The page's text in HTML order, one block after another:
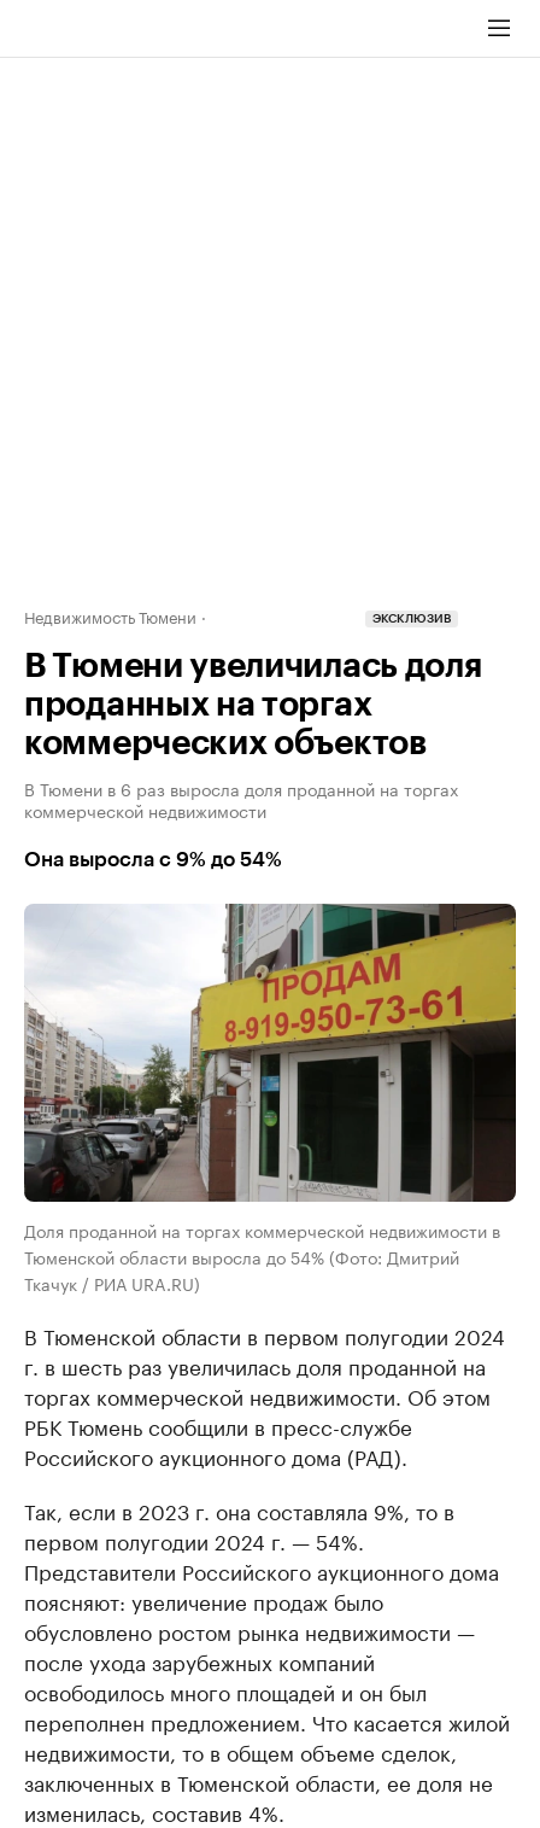
Недвижимость Тюмени ЭКСКЛЮЗИВ
В Тюмени увеличилась доля
проданных на торгах
коммерческих объектов
В Тюмени в 6 раз выросла доля проданной на торгах
коммерческой недвижимости
Она выросла с 9% до 54%
Доля проданной на торгах коммерческой недвижимости в
Тюменской области выросла до 54% (Фото: Дмитрий
Ткачук / РИА URA.RU)
В Тюменской области в первом полугодии 2024
г. в шесть раз увеличилась доля проданной на
торгах коммерческой недвижимости. Об этом
РБК Тюмень сообщили в пресс-службе
Российского аукционного дома (РАД).
Так, если в 2023 г. она составляла 9%, то в
первом полугодии 2024 г. — 54%.
Представители Российского аукционного дома
поясняют: увеличение продаж было
обусловлено ростом рынка недвижимости —
после ухода зарубежных компаний
освободилось много площадей и он был
переполнен предложением. Что касается жилой
недвижимости, то в общем объеме сделок,
заключенных в Тюменской области, ее доля не
изменилась, составив 4%.